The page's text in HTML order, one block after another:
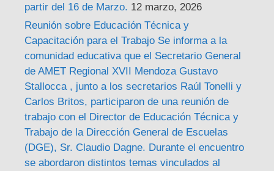
partir del 16 de Marzo. 12 marzo, 2026
Reunión sobre Educación Técnica y
Capacitación para el Trabajo Se informa a la
comunidad educativa que el Secretario General
de AMET Regional XVII Mendoza Gustavo
Stallocca , junto a los secretarios Raúl Tonelli y
Carlos Britos, participaron de una reunión de
trabajo con el Director de Educación Técnica y
Trabajo de la Dirección General de Escuelas
(DGE), Sr. Claudio Dagne. Durante el encuentro
se abordaron distintos temas vinculados al